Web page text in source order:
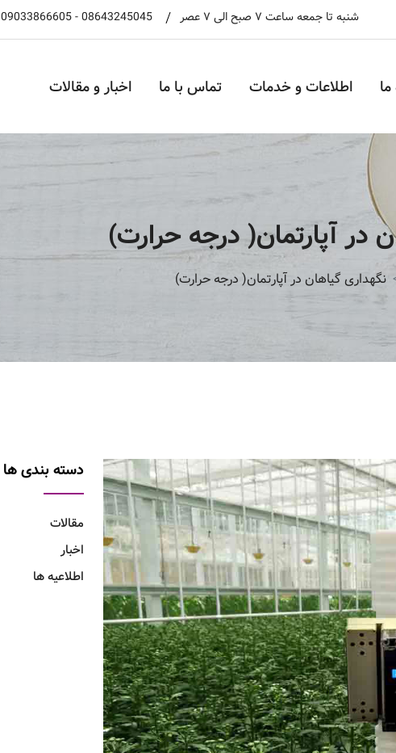
شنبه تا جمعه ساعت ۷ صبح الی ۷ عصر 08643245045
-
09033866605
ما اطلاعات و خدمات تماس با ما اخبار و مقالات
در آپارتمان( درجه حرارت)
نگهداری گیاهان در آپارتمان( درجه حرارت)
دسته بندی ها
مقالات
اخبار
اطلاعیه ها